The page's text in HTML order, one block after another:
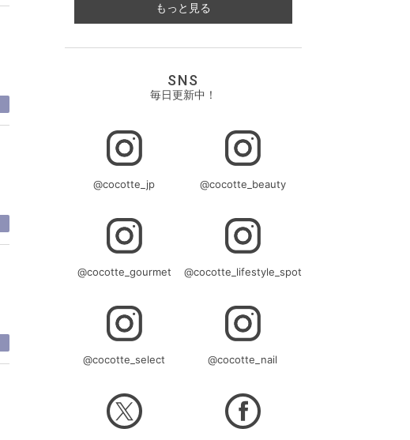
もっと見る
SNS
毎日更新中！
@cocotte_jp @cocotte_beauty
@cocotte_gourmet @cocotte_lifestyle_spot
@cocotte_select @cocotte_nail